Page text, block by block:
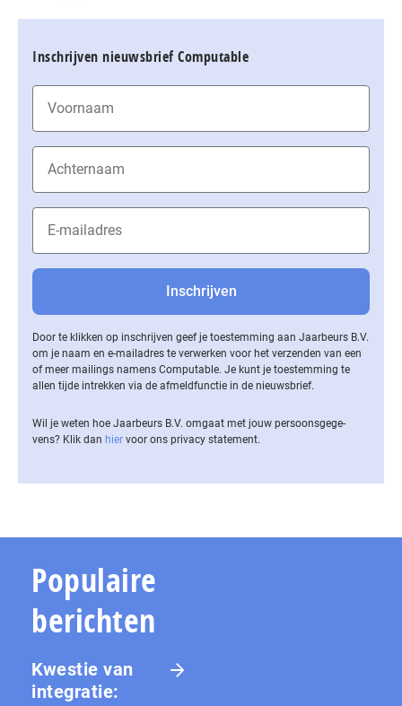
Inschrijven nieuwsbrief Computable
Door te klikken op inschrijven geef je toestemming aan Jaarbeurs B.V.
om je naam en e-mailadres te verwerken voor het verzenden van een
of meer mailings namens Computable. Je kunt je toestemming te
allen tijde intrekken via de af­meld­func­tie in de nieuwsbrief.
Wil je weten hoe Jaarbeurs B.V. omgaat met jouw per­soons­ge­ge­
vens? Klik dan hier voor ons privacy statement.
Populaire
berichten
Kwestie van
integratie: